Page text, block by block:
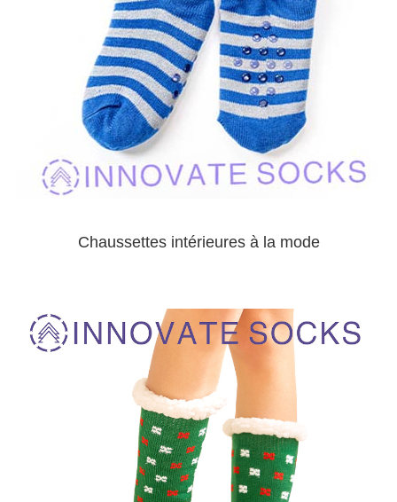
Chaussettes intérieures à la mode